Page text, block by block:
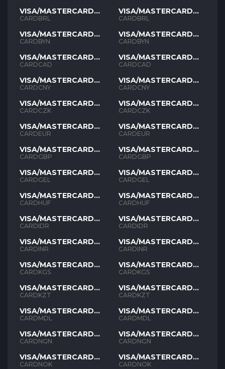
VISA/MASTERCARD
BRL
CARDBRL
VISA/MASTERCARD
BYN
CARDBYN
VISA/MASTERCARD
CAD
CARDCAD
VISA/MASTERCARD
CNY
CARDCNY
VISA/MASTERCARD
CZK
CARDCZK
VISA/MASTERCARD
EUR
CARDEUR
VISA/MASTERCARD
GBP
CARDGBP
VISA/MASTERCARD
GEL
CARDGEL
VISA/MASTERCARD
HUF
CARDHUF
VISA/MASTERCARD
IDR
CARDIDR
VISA/MASTERCARD
INR
CARDINR
VISA/MASTERCARD
KGS
CARDKGS
VISA/MASTERCARD
KZT
CARDKZT
VISA/MASTERCARD
MDL
CARDMDL
VISA/MASTERCARD
NGN
CARDNGN
VISA/MASTERCARD
NOK
CARDNOK
VISA/MASTERCARD
BRL
CARDBRL
VISA/MASTERCARD
BYN
CARDBYN
VISA/MASTERCARD
CAD
CARDCAD
VISA/MASTERCARD
CNY
CARDCNY
VISA/MASTERCARD
CZK
CARDCZK
VISA/MASTERCARD
EUR
CARDEUR
VISA/MASTERCARD
GBP
CARDGBP
VISA/MASTERCARD
GEL
CARDGEL
VISA/MASTERCARD
HUF
CARDHUF
VISA/MASTERCARD
IDR
CARDIDR
VISA/MASTERCARD
INR
CARDINR
VISA/MASTERCARD
KGS
CARDKGS
VISA/MASTERCARD
KZT
CARDKZT
VISA/MASTERCARD
MDL
CARDMDL
VISA/MASTERCARD
NGN
CARDNGN
VISA/MASTERCARD
NOK
CARDNOK